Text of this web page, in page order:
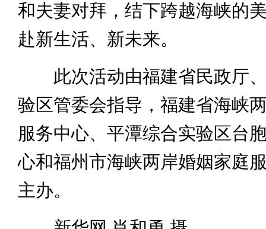
和夫妻对拜，结下跨越海峡的
赴新生活、新未来。
此次活动由福建省民政厅、
验区管委会指导，福建省海峡
服务中心、平潭综合实验区台
心和福州市海峡两岸婚姻家庭
主办。